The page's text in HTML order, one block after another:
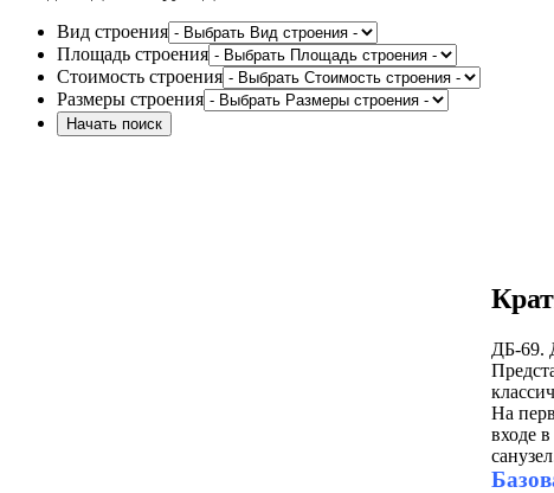
Вид строения
Площадь строения
Стоимость строения
Размеры строения
ДБ-69.
На
входе